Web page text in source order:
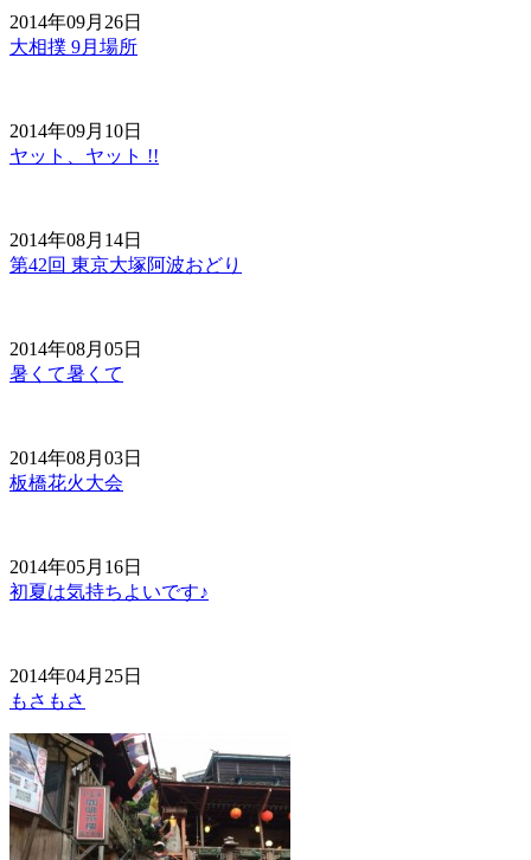
2014年09月26日
大相撲 9月場所
2014年09月10日
ヤット、ヤット !!
2014年08月14日
第42回 東京大塚阿波おどり
2014年08月05日
暑くて暑くて
2014年08月03日
板橋花火大会
2014年05月16日
初夏は気持ちよいです♪
2014年04月25日
もさもさ